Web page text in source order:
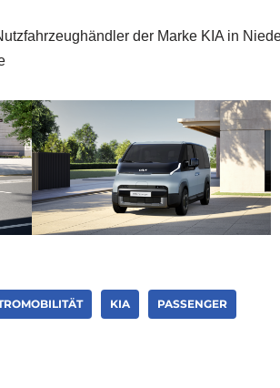
der Mar­ke KIA in
KIA PASSENGER